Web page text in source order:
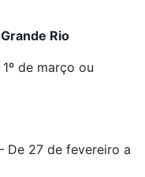
Rio
de março ou
De 27 de fevereiro a